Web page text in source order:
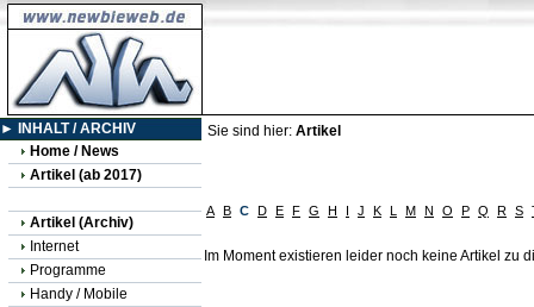
► INHALT / ARCHIV
Home / News
Artikel (ab 2017)
Artikel (Archiv)
Internet
Programme
Handy / Mobile
Sie sind hier: Artikel
A B C D E F G H I J K L M N O P Q R S
Im Moment existieren leider noch keine Artikel zu